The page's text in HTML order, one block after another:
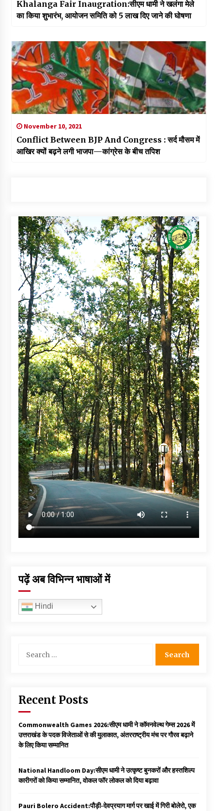
Khalanga Fair Inaugration:सीएम धामी ने खलंगा मेले
का किया शुभारंभ, आयोजन समिति को 5 लाख दिए जाने की घोषणा
November 10, 2021
Conflict Between BJP And Congress : सर्द मौसम में
आखिर क्यों बढ़ने लगी भाजपा—कांग्रेस के बीच तपिश
पढ़ें अब विभिन्न भाषाओं में
Hindi
for:
Recent Posts
Commonwealth Games 2026:सीएम धामी ने कॉमनवेल्थ गेम्स 2026 में
उत्तराखंड के पदक विजेताओं से की मुलाकात, अंतरराष्ट्रीय मंच पर गौरव बढ़ाने
के लिए किया सम्मानित
National Handloom Day:सीएम धामी ने उत्कृष्ट बुनकरों और हस्तशिल्प
कारीगरों को किया सम्मानित, वोकल फॉर लोकल को दिया बढ़ावा
Pauri Bolero Accident:पौड़ी-देवप्रयाग मार्ग पर खाई में गिरी बोलेरो, एक